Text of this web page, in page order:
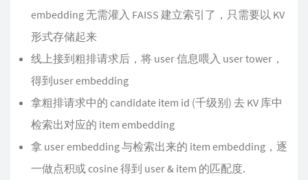
embedding 无需灌入 FAISS 建立索引了，只需要以 KV
形式存储起来
线上接到粗排请求后，将 user 信息喂入 user tower，
得到user embedding
拿粗排请求中的 candidate item id (千级别) 去 KV 库中
检索出对应的 item embedding
拿 user embedding 与检索出来的 item embedding，逐
一做点积或 cosine 得到 user & item 的匹配度.